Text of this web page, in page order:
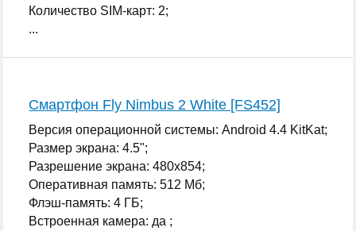
Количество SIM-карт: 2;
...
Смартфон Fly Nimbus 2 White [FS452]
Версия операционной системы: Android 4.4 KitKat;
Размер экрана: 4.5";
Разрешение экрана: 480x854;
Оперативная память: 512 Мб;
Флэш-память: 4 ГБ;
Встроенная камера: да ;